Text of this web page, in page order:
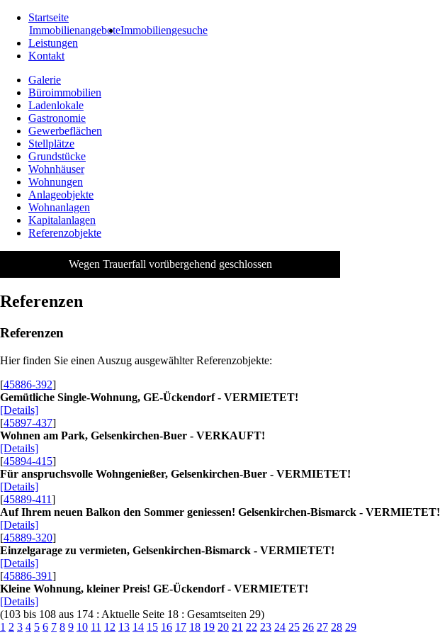
Startseite
ImmobilienangeboteImmobiliengesuche
Leistungen
Kontakt
Galerie
Büroimmobilien
Ladenlokale
Gastronomie
Gewerbeflächen
Stellplätze
Grundstücke
Wohnhäuser
Wohnungen
Anlageobjekte
Wohnanlagen
Kapitalanlagen
Referenzobjekte
Wegen Trauerfall vorübergehend geschlossen
Referenzen
Referenzen
Hier finden Sie einen Auszug ausgewählter Referenzobjekte:
[45886-392]
Gemütliche Single-Wohnung, GE-Ückendorf - VERMIETET!
[Details]
[45897-437]
Wohnen am Park, Gelsenkirchen-Buer - VERKAUFT!
[Details]
[45894-415]
Für anspruchsvolle Wohngenießer, Gelsenkirchen-Buer - VERMIETET!
[Details]
[45889-411]
Auf Ihrem neuen Balkon den Sommer geniessen! Gelsenkirchen-Bismarck - VERMIETET!
[Details]
[45889-320]
Einzelgarage zu vermieten, Gelsenkirchen-Bismarck - VERMIETET!
[Details]
[45886-391]
Kleine Wohnung, kleiner Preis! GE-Ückendorf - VERMIETET!
[Details]
(103 bis 108 aus 174 : Aktuelle Seite 18 : Gesamtseiten 29)
1 2 3 4 5 6 7 8 9 10 11 12 13 14 15 16 17 18 19 20 21 22 23 24 25 26 27 28 29